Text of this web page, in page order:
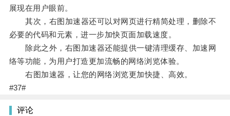
展现在用户眼前。
其次，右图加速器还可以对网页进行精简处理，删除不
必要的代码和元素，进一步加快页面加载速度。
除此之外，右图加速器还能提供一键清理缓存、加速网
络等功能，为用户打造更加流畅的网络浏览体验。
右图加速器，让您的网络浏览更加快捷、高效。
#37#
评论